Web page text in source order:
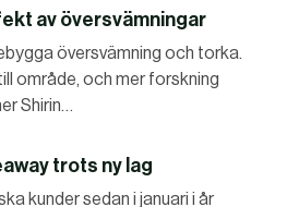
av översvämningar
översvämning och torka.
område, och mer forskning
Shirin…
trots ny lag
kunder sedan i januari i år